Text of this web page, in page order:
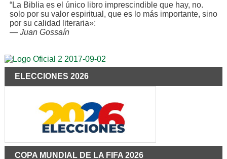
“La Biblia es el único libro imprescindible que hay, no.
solo por su valor espiritual, que es lo más importante, sino
por su calidad literaria»:
— Juan Gossaín
ELECCIONES 2026
COPA MUNDIAL DE LA FIFA 2026